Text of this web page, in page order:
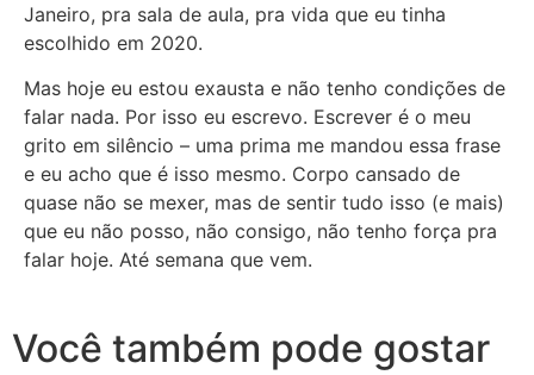
Janeiro, pra sala de aula, pra vida que eu tinha
escolhido em 2020.
Mas hoje eu estou exausta e não tenho condições de
falar nada. Por isso eu escrevo. Escrever é o meu
grito em silêncio – uma prima me mandou essa frase
e eu acho que é isso mesmo. Corpo cansado de
quase não se mexer, mas de sentir tudo isso (e mais)
que eu não posso, não consigo, não tenho força pra
falar hoje. Até semana que vem.
Você também pode gostar